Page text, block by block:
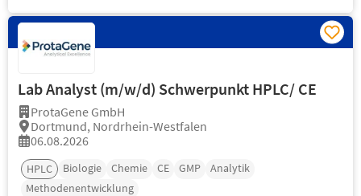
Lab Analyst (m/w/d) Schwerpunkt HPLC/ CE
ProtaGene GmbH
Dortmund, Nordrhein-Westfalen
06.08.2026
HPLC Biologie Chemie CE GMP
Analytik
Methodenentwicklung